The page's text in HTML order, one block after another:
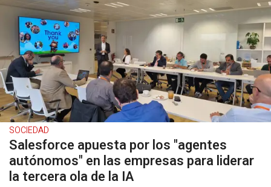
SOCIEDAD
Salesforce apuesta por los "agentes
autónomos" en las empresas para liderar
la tercera ola de la IA